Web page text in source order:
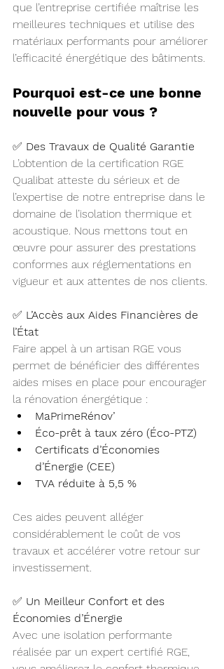
que l’entreprise certifiée maîtrise les
meilleures techniques et utilise des
matériaux performants pour améliorer
l’efficacité énergétique des bâtiments.
Pourquoi est-ce une bonne
nouvelle pour vous ?
✅ Des Travaux de Qualité Garantie
L’obtention de la certification RGE
Qualibat atteste du sérieux et de
l’expertise de notre entreprise dans le
domaine de l’isolation thermique et
acoustique. Nous mettons tout en
œuvre pour assurer des prestations
conformes aux réglementations en
vigueur et aux attentes de nos clients.
✅ L’Accès aux Aides Financières de
l’État
Faire appel à un artisan RGE vous
permet de bénéficier des différentes
aides mises en place pour encourager
la rénovation énergétique :
MaPrimeRénov’
Éco-prêt à taux zéro (Éco-PTZ)
Certificats d’Économies
d’Énergie (CEE)
TVA réduite à 5,5 %
Ces aides peuvent alléger
considérablement le coût de vos
travaux et accélérer votre retour sur
investissement.
✅ Un Meilleur Confort et des
Économies d’Énergie
Avec une isolation performante
réalisée par un expert certifié RGE,